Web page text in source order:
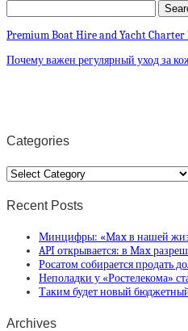
Premium Boat Hire and Yacht Charter
Почему важен регулярный уход за
Categories
Categories
Recent Posts
Минцифры: «Max в нашей
API открывается: в Max
Росатом собирается продать
Неполадки у «Ростелекома»
Таким будет новый бюджетный
Archives